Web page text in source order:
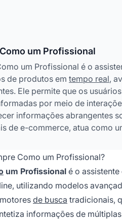
um Profissional
um Profissional é o
de produtos em tempo real,
Ele permite que os
por meio de
informações abrangentes
de e-commerce, atua como
Como um Profissional?
um Profissional é o
utilizando modelos
de busca tradicionais,
informações de